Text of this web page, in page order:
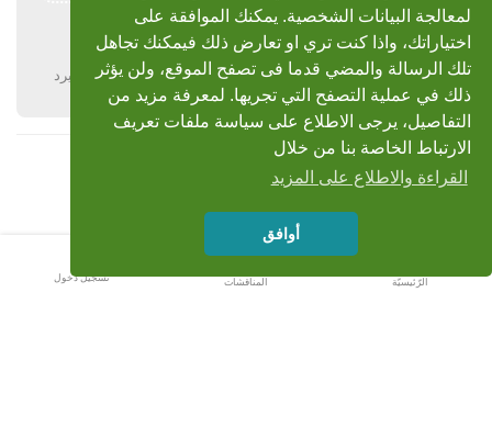
لمعالجة البيانات الشخصية. يمكنك الموافقة على
اختياراتك، واذا كنت تري او تعارض ذلك فيمكنك تجاهل
تلك الرسالة والمضي قدما فى تصفح الموقع، ولن يؤثر
ذلك في عملية التصفح التي تجريها. لمعرفة مزيد من
التفاصيل، يرجى الاطلاع على سياسة ملفات تعريف
الارتباط الخاصة بنا من خلال
القراءة والاطلاع على المزيد
أوافق
اللهم إرحم فضيلة الشيخ
يرد
الرّئيسيّة المناقشات تسجيل دخول